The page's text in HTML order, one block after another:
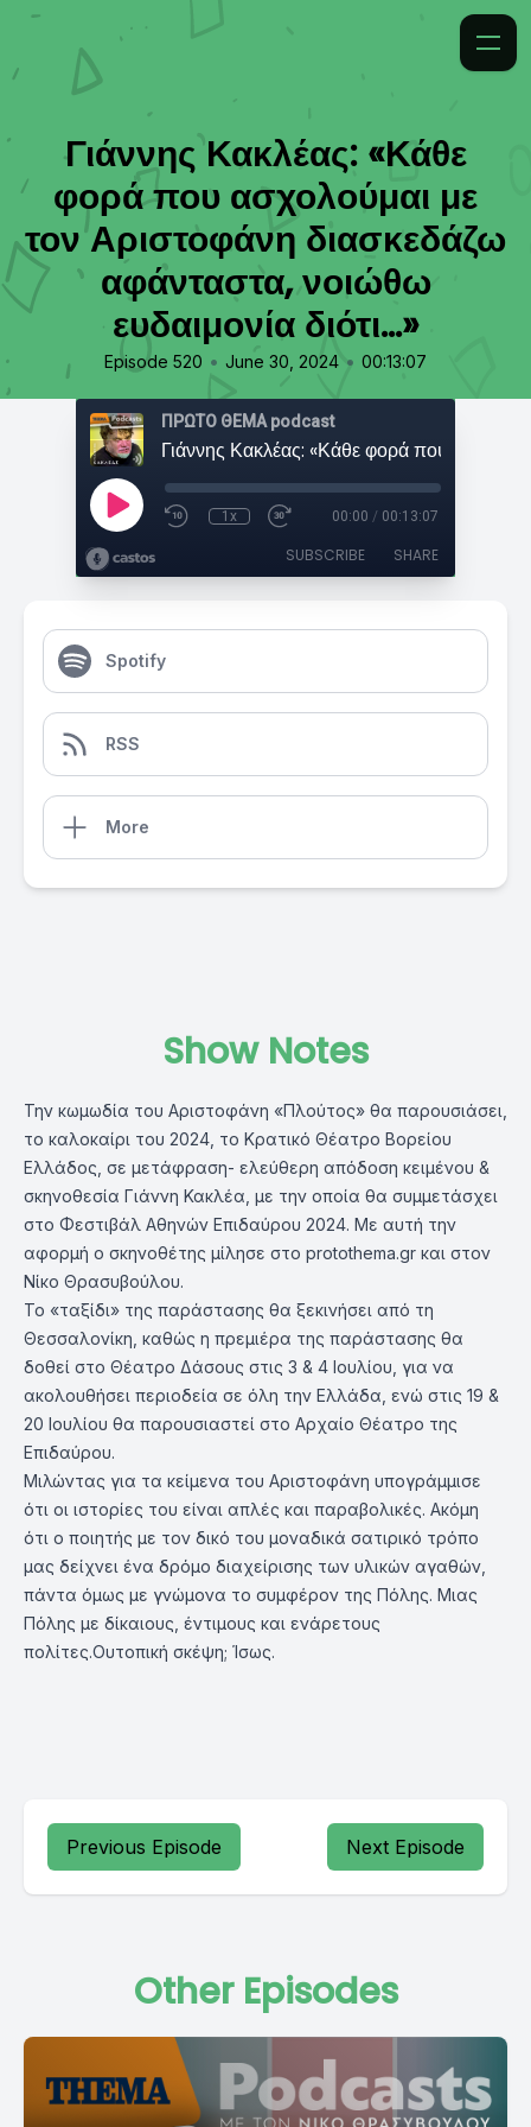
Γιάννης Κακλέας: «Κάθε
φορά που ασχολούμαι με
τον Αριστοφάνη διασκεδάζω
αφάνταστα, νοιώθω
ευδαιμονία διότι…»
Episode 520 • June 30, 2024 • 00:13:07
ΠΡΩΤΟ ΘΕΜΑ podcast
1x 00:00 / 00:13:07
SUBSCRIBE SHARE
Spotify
RSS
More
Show Notes
Την κωμωδία του Αριστοφάνη «Πλούτος» θα παρουσιάσει,
το καλοκαίρι του 2024, το Κρατικό Θέατρο Βορείου
Ελλάδος, σε μετάφραση- ελεύθερη απόδοση κειμένου &
σκηνοθεσία Γιάννη Κακλέα, με την οποία θα συμμετάσχει
στο Φεστιβάλ Αθηνών Επιδαύρου 2024. Με αυτή την
αφορμή ο σκηνοθέτης μίλησε στο protothema.gr και στον
Νίκο Θρασυβούλου.
Το «ταξίδι» της παράστασης θα ξεκινήσει από τη
Θεσσαλονίκη, καθώς η πρεμιέρα της παράστασης θα
δοθεί στο Θέατρο Δάσους στις 3 & 4 Ιουλίου, για να
ακολουθήσει περιοδεία σε όλη την Ελλάδα, ενώ στις 19 &
20 Ιουλίου θα παρουσιαστεί στο Αρχαίο Θέατρο της
Επιδαύρου.
Μιλώντας για τα κείμενα του Αριστοφάνη υπογράμμισε
ότι οι ιστορίες του είναι απλές και παραβολικές. Ακόμη
ότι ο ποιητής με τον δικό του μοναδικά σατιρικό τρόπο
μας δείχνει ένα δρόμο διαχείρισης των υλικών αγαθών,
πάντα όμως με γνώμονα το συμφέρον της Πόλης. Μιας
Πόλης με δίκαιους, έντιμους και ενάρετους
πολίτες.Ουτοπική σκέψη; Ίσως.
Previous Episode Next Episode
Other Episodes